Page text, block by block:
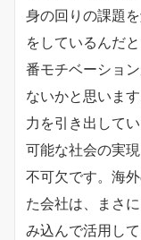
身の回りの課題
をしているんだ
番モチベーショ
ないかと思いま
力を引き出して
可能な社会の実
不可欠です。海
た会社は、まさ
み込んで活用し